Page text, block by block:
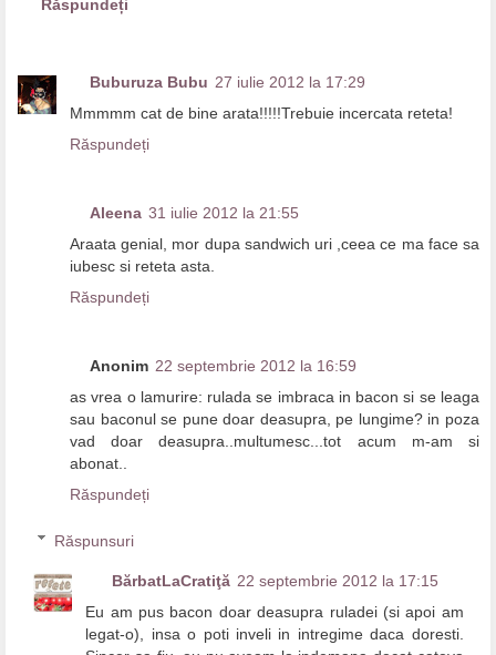
Răspundeți
Buburuza Bubu 27 iulie 2012 la 17:29
Mmmmm cat de bine arata!!!!!Trebuie incercata reteta!
Răspundeți
Aleena 31 iulie 2012 la 21:55
Araata genial, mor dupa sandwich uri ,ceea ce ma face sa
iubesc si reteta asta.
Răspundeți
Anonim 22 septembrie 2012 la 16:59
as vrea o lamurire: rulada se imbraca in bacon si se leaga
sau baconul se pune doar deasupra, pe lungime? in poza
vad doar deasupra..multumesc...tot acum m-am si
abonat..
Răspundeți
Răspunsuri
BărbatLaCratiţă 22 septembrie 2012 la 17:15
Eu am pus bacon doar deasupra ruladei (si apoi am
legat-o), insa o poti inveli in intregime daca doresti.